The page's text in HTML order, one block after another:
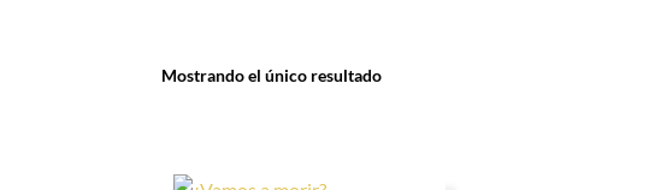
Mostrando el único resultado